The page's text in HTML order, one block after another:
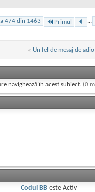
474 din 1463 Primul ...
« Un fel de mesaj de adio
navighează în acest subiect. (0
Codul BBeste Activ